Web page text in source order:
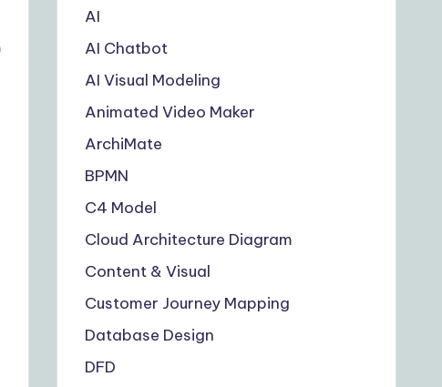
AI
AI Chatbot
AI Visual Modeling
Animated Video Maker
ArchiMate
BPMN
C4 Model
Cloud Architecture Diagram
Content & Visual
Customer Journey Mapping
Database Design
DFD